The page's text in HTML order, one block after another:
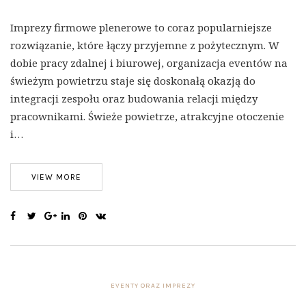
Imprezy firmowe plenerowe to coraz popularniejsze
rozwiązanie, które łączy przyjemne z pożytecznym. W
dobie pracy zdalnej i biurowej, organizacja eventów na
świeżym powietrzu staje się doskonałą okazją do
integracji zespołu oraz budowania relacji między
pracownikami. Świeże powietrze, atrakcyjne otoczenie
i…
VIEW MORE
EVENTY ORAZ IMPREZY